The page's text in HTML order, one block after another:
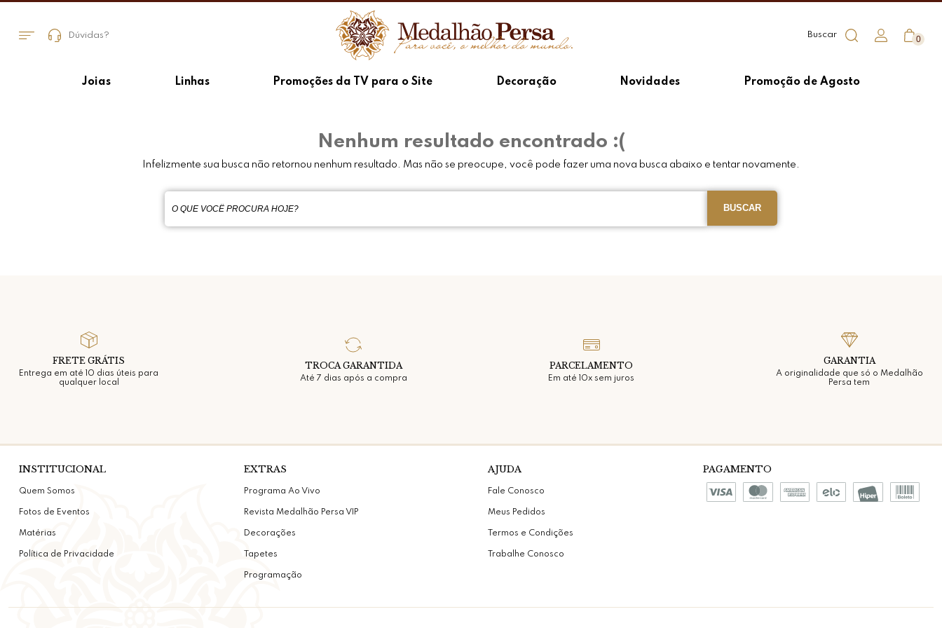
Dúvidas? 0
Joias Linhas Promoções da TV para o Site Decoração Novidades Promoção de Agosto
Nenhum resultado encontrado :(
Infelizmente sua busca não retornou nenhum resultado. Mas não se preocupe, você pode fazer uma nova busca abaixo e tentar novamente.
FRETE GRÁTIS
Entrega em até 10 dias úteis para
qualquer local
TROCA GARANTIDA
Até 7 dias após a compra
PARCELAMENTO
Em até 10x sem juros
GARANTIA
A originalidade que só o Medalhão
Persa tem
INSTITUCIONAL
Quem Somos
Fotos de Eventos
Matérias
Política de Privacidade
EXTRAS
Programa Ao Vivo
Revista Medalhão Persa VIP
Decorações
Tapetes
Programação
AJUDA
Fale Conosco
Meus Pedidos
Termos e Condições
Trabalhe Conosco
PAGAMENTO